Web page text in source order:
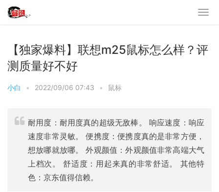
【独家爆料】联想m25鼠标怎么样？评
测质量好不好
小白 • 2022/09/06 07:43 • 鼠标
耐用度：耐用度真的超级无敌棒。 响应速度：响应
速度非常灵敏。 便携度：便携度真的是非常方便，
想放哪就放哪。 外观颜值：外观颜值非常高端大气
上档次。 舒适度：用起来真的非常舒适。 其他特
色：京东值得信赖。